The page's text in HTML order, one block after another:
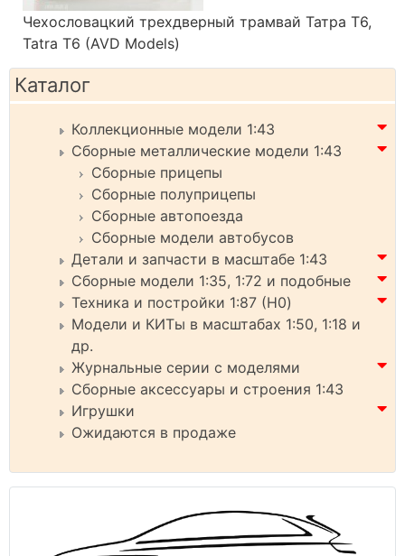
Чехословацкий трехдверный трамвай Татра Т6,
Tatra T6 (AVD Models)
Каталог
Коллекционные модели 1:43
Сборные металлические модели 1:43
Сборные прицепы
Сборные полуприцепы
Сборные автопоезда
Сборные модели автобусов
Детали и запчасти в масштабе 1:43
Сборные модели 1:35, 1:72 и подобные
Техника и постройки 1:87 (H0)
Модели и КИТы в масштабах 1:50, 1:18 и
др.
Журнальные серии с моделями
Сборные аксессуары и строения 1:43
Игрушки
Ожидаются в продаже